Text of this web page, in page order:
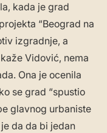
kada je grad
“Beograd na
izgradnje, a
Vidović, nema
Ona je ocenila
se grad “spustio
glavnog urbaniste
da da bi jedan